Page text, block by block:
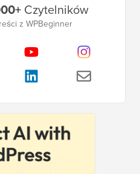
Czytelników
z WPBeginner